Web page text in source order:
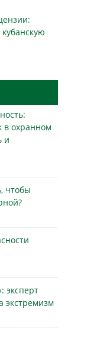
в охранном
и
чтобы
эксперт
экстремизм